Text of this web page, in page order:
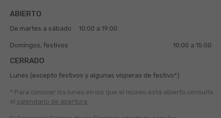
ABIERTO
De martes a sábado 10:00 a 19:00
Domingos, festivos 10:00 a 15:00
CERRADO
Lunes (excepto festivos y algunas vísperas de festivo*)
* Para conocer los lunes en los que el museo está abierto consulte
el calendario de apertura